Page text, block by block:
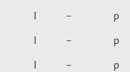
I –
p
I –
p
I –
p